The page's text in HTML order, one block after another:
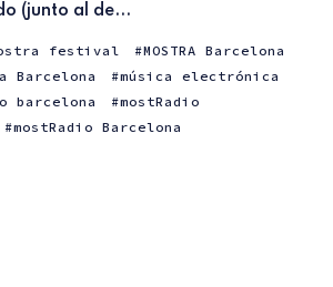
(junto al de...
festival
MOSTRA Barcelona
Barcelona
música electrónica
barcelona
mostRadio
mostRadio Barcelona